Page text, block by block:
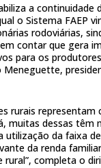
a continuidade
o Sistema FAEP
rodoviárias,
contar que gera
para os
Meneguette,
rurais representam
muitas dessas têm
utilização da faixa
da renda
rural”, completa o